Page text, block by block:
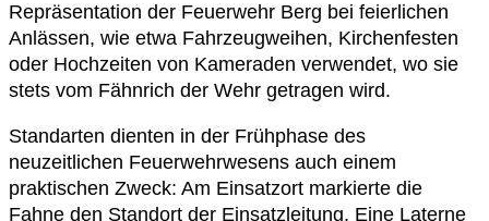
Repräsentation der Feuerwehr Berg bei feierlichen
Anlässen, wie etwa Fahrzeugweihen, Kirchenfesten
oder Hochzeiten von Kameraden verwendet, wo sie
stets vom Fähnrich der Wehr getragen wird.
Standarten dienten in der Frühphase des
neuzeitlichen Feuerwehrwesens auch einem
praktischen Zweck: Am Einsatzort markierte die
Fahne den Standort der Einsatzleitung. Eine Laterne